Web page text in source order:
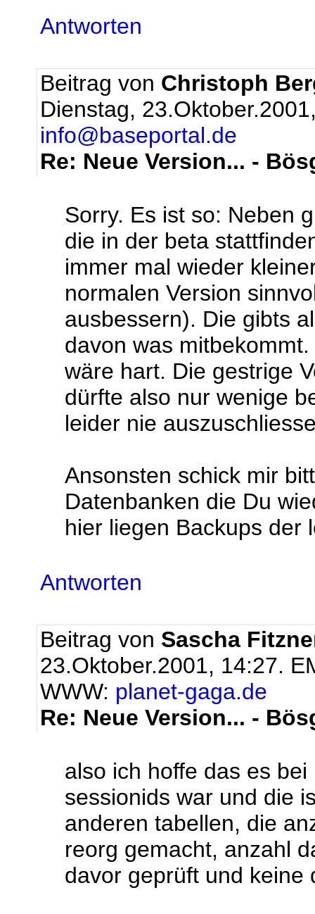
Antworten
Beitrag von Christoph
Dienstag,
info@baseportal.de
Re: Neue Version... -
Sorry. Es ist so: Neben
die in der beta
immer mal wieder
normalen Version
ausbessern). Die gibts
davon was
wäre hart. Die gestrige
dürfte also nur wenige
leider nie
Ansonsten schick mir
Datenbanken die Du
hier liegen Backups der
Antworten
Beitrag von Sascha
23.Oktober.2001, 14:27.
WWW: planet-gaga.de
Re: Neue Version... -
also ich hoffe das es
sessionids war und die
anderen tabellen, die
reorg gemacht, anzahl
davor geprüft und keine